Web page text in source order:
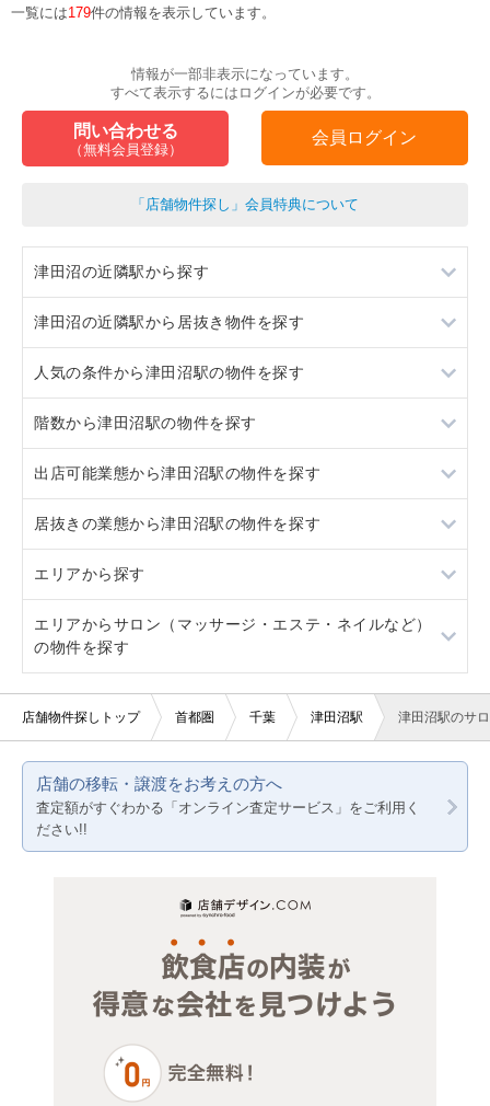
一覧には179件の情報を表示しています。
情報が一部非表示になっています。
すべて表示するにはログインが必要です。
問い合わせる
（無料会員登録）
会員ログイン
「店舗物件探し」会員特典について
津田沼の近隣駅から探す
東船橋
幕張本郷
稲毛
船橋
津田沼の近隣駅から居抜き物件を探す
東船橋
幕張本郷
稲毛
船橋
人気の条件から津田沼駅の物件を探す
居抜き
スケルトン
ロードサイド物件
駐車場あり
看板取り付け可
20坪以下
賃料20万円以下
階数から津田沼駅の物件を探す
1階
2階
3階以上
出店可能業態から津田沼駅の物件を探す
重飲食
軽飲食
バー・クラブ
美容室・理容室
サロン（マッサージ・エステ・ネイルなど）
医療・歯科・クリニック
物販・小売
居抜きの業態から津田沼駅の物件を探す
ラーメン
エリアから探す
東京23区
東京都下
神奈川
千葉
埼玉
エリアからサロン（マッサージ・エステ・ネイルなど）
の物件を探す
東京23区
神奈川
千葉
店舗物件探しトップ 首都圏 千葉 津田沼駅 津田沼駅のサ
店舗の移転・譲渡をお考えの方へ
査定額がすぐわかる「オンライン査定サービス」をご利用く
ださい!!